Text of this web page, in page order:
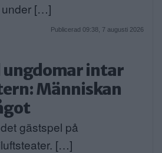
under […]
Publicerad 09:38, 7 augusti 2026
ungdomar intar
Människan
gästspel på
[…]